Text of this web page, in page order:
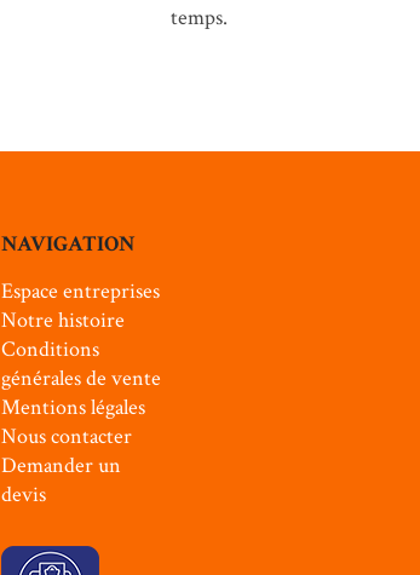
temps.
NAVIGATION
Espace entreprises
Notre histoire
Conditions
générales de vente
Mentions légales
Nous contacter
Demander un
devis